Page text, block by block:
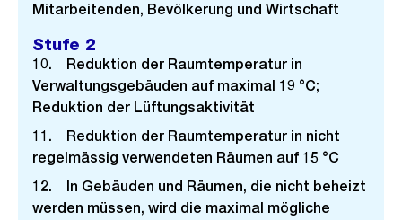
Mitarbeitenden, Bevölkerung und Wirtschaft
Stufe 2
10. Reduktion der Raumtemperatur in
Verwaltungsgebäuden auf maximal 19 °C;
Reduktion der Lüftungsaktivität
11. Reduktion der Raumtemperatur in nicht
regelmässig verwendeten Räumen auf 15 °C
12. In Gebäuden und Räumen, die nicht beheizt
werden müssen, wird die maximal mögliche